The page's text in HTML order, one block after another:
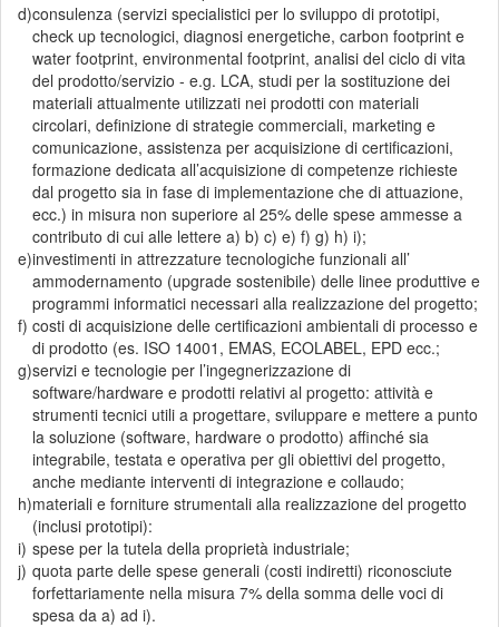
d)consulenza (servizi specialistici per lo sviluppo di prototipi,
check up tecnologici, diagnosi energetiche, carbon footprint e
water footprint, environmental footprint, analisi del ciclo di vita
del prodotto/servizio - e.g. LCA, studi per la sostituzione dei
materiali attualmente utilizzati nei prodotti con materiali
circolari, definizione di strategie commerciali, marketing e
comunicazione, assistenza per acquisizione di certificazioni,
formazione dedicata all’acquisizione di competenze richieste
dal progetto sia in fase di implementazione che di attuazione,
ecc.) in misura non superiore al 25% delle spese ammesse a
contributo di cui alle lettere a) b) c) e) f) g) h) i);
e)investimenti in attrezzature tecnologiche funzionali all’
ammodernamento (upgrade sostenibile) delle linee produttive e
programmi informatici necessari alla realizzazione del progetto;
f) costi di acquisizione delle certificazioni ambientali di processo e
di prodotto (es. ISO 14001, EMAS, ECOLABEL, EPD ecc.;
g)servizi e tecnologie per l’ingegnerizzazione di
software/hardware e prodotti relativi al progetto: attività e
strumenti tecnici utili a progettare, sviluppare e mettere a punto
la soluzione (software, hardware o prodotto) affinché sia
integrabile, testata e operativa per gli obiettivi del progetto,
anche mediante interventi di integrazione e collaudo;
h)materiali e forniture strumentali alla realizzazione del progetto
(inclusi prototipi):
i) spese per la tutela della proprietà industriale;
j) quota parte delle spese generali (costi indiretti) riconosciute
forfettariamente nella misura 7% della somma delle voci di
spesa da a) ad i).